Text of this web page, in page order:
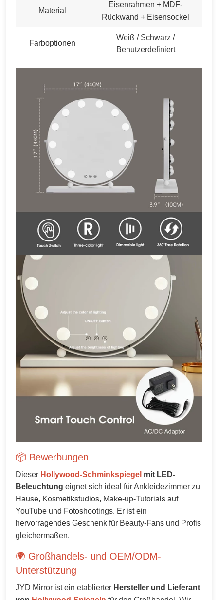
Material
Eisenrahmen + MDF-
Rückwand + Eisensockel
Farboptionen
Weiß / Schwarz /
Benutzerdefiniert
📦 Bewerbungen
Dieser Hollywood-Schminkspiegel mit LED-
Beleuchtung eignet sich ideal für Ankleidezimmer zu
Hause, Kosmetikstudios, Make-up-Tutorials auf
YouTube und Fotoshootings. Er ist ein
hervorragendes Geschenk für Beauty-Fans und Profis
gleichermaßen.
🌍 Großhandels- und OEM/ODM-
Unterstützung
JYD Mirror ist ein etablierter Hersteller und Lieferant